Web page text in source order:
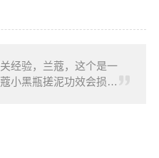
经验，兰蔻，这个是一
小黑瓶搓泥功效会损失